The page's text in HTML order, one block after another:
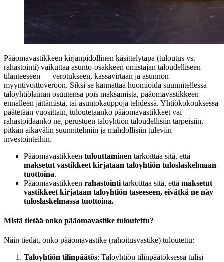
Pääomavastikkeen kirjanpidollinen käsittelytapa (tuloutus vs.
rahastointi) vaikuttaa asunto-osakkeen omistajan taloudelliseen
tilanteeseen — verotukseen, kassavirtaan ja asunnon
myyntivoittoveroon. Siksi se kannattaa huomioida suunnitellessa
taloyhtiölainan osuutensa pois maksamista, pääomavastikkeen
ennalleen jättämistä, tai asuntokauppoja tehdessä. Yhtiökokouksessa
päätetään vuosittain, tuloutetaanko pääomavastikkeet vai
rahastoidaanko ne, perustuen taloyhtiön taloudellisiin tarpeisiin,
pitkän aikavälin suunnitelmiin ja mahdollisiin tuleviin
investointeihin.
Pääomavastikkeen tulouttaminen tarkoittaa sitä, että
maksetut vastikkeet kirjataan taloyhtiön tuloslaskelmaan
tuottoina.
Pääomavastikkeen rahastointi tarkoittaa sitä, että maksetut
vastikkeet kirjataan taloyhtiön taseeseen, eivätkä ne näy
tuloslaskelmassa tuottoina.
Mistä tietää onko pääomavastike tuloutettu?
Näin tiedät, onko pääomavastike (rahoitusvastike) tuloutettu:
Taloyhtiön tilinpäätös: Taloyhtiön tilinpäätöksessä tulisi